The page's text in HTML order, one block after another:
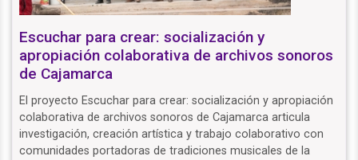
Escuchar para crear: socialización y
apropiación colaborativa de archivos sonoros
de Cajamarca
El proyecto Escuchar para crear: socialización y apropiación
colaborativa de archivos sonoros de Cajamarca articula
investigación, creación artística y trabajo colaborativo con
comunidades portadoras de tradiciones musicales de la